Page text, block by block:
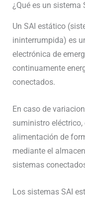
¿Qué es un sistema
Un SAI estático
ininterrumpida) es
electrónica de
continuamente
conectados.
En caso de
suministro eléctrico,
alimentación de
mediante el
sistemas
Los sistemas SAI